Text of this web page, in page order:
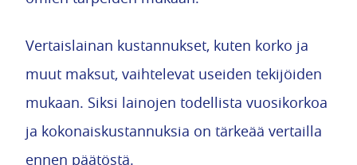
Vertaislainan kustannukset, kuten korko ja
muut maksut, vaihtelevat useiden tekijöiden
mukaan. Siksi lainojen todellista vuosikorkoa
ja kokonaiskustannuksia on tärkeää vertailla
ennen päätöstä.